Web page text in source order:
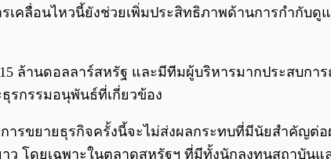
ารเคลื่อนไหวนี้ยังช่วยเพิ่มประสิทธิภาพด้านการกำกั
ล้านดอลลาร์สหรัฐ และมีทีมผู้บริหารมากประสบกา
รกรรมอนุพันธ์ที่เกี่ยวข้อง
รขยายธุรกิจครั้งนี้จะไม่ส่งผลกระทบที่มีนัยสำคัญต่อ
าว โดยเฉพาะในตลาดสหรัฐฯ ที่มีทั้งนักลงทุนสถาบั